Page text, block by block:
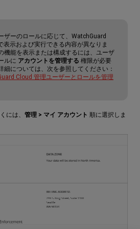
ザーのロールに応じて、WatchGuard
表示および実行できる内容が異なりま
機能を表示または構成するには、ユーザ
ルに アカウントを管理する 権限が必要
細については、次を参照してください：
Cloud 管理ユーザーとロールを管理
には、 管理 > マイ アカウント 順に選択しま